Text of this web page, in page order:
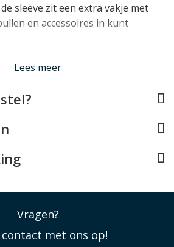
sleeve zit een extra vakje met
en accessoires in kunt
Lees minder
Lees meer
Vragen?
contact met ons op!